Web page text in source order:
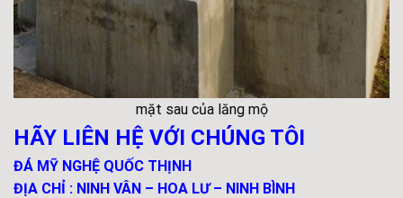
mặt sau của lăng mộ
HÃY LIÊN HỆ VỚI CHÚNG TÔI
ĐÁ MỸ NGHỆ QUỐC THỊNH
ĐỊA CHỈ : NINH VÂN – HOA LƯ – NINH BÌNH